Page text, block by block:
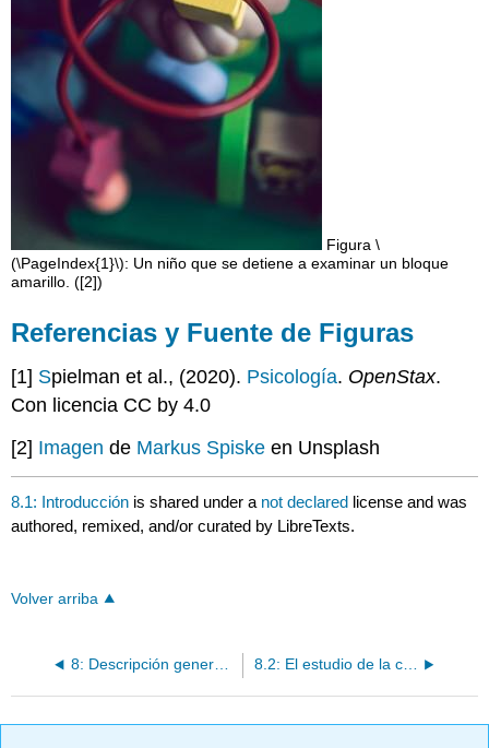
Figura \
(\PageIndex{1}\): Un niño que se detiene a examinar un bloque
amarillo. ([2])
Referencias y Fuente de Figuras
[1] Spielman et al., (2020). Psicología. OpenStax.
Con licencia CC by 4.0
[2] Imagende Markus Spiskeen Unsplash
8.1: Introducción is shared under a not declared license and was
authored, remixed, and/or curated by LibreTexts.
Volver arriba
8: Descripción general del desarrollo cognitivo 8.2: El estudio de la cognición de Jean Piaget